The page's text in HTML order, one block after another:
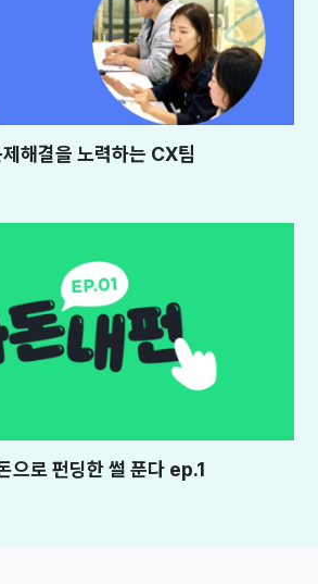
해결을 노력하는 CX팀
으로 펀딩한 썰 푼다 ep.1